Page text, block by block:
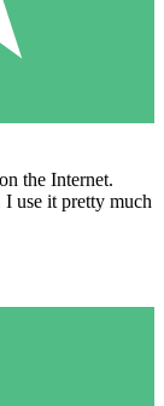
the Internet.
use it pretty much